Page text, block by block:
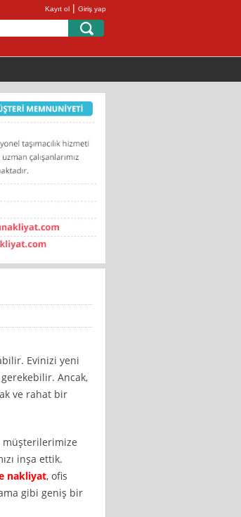
Kayıt ol | Giriş yap
Evinizi yeni
Ancak,
ve rahat bir
müşterilerimize
inşa ettik.
nakliyat, ofis
gibi geniş bir